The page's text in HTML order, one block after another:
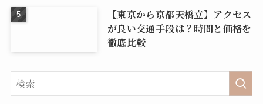
【東京から京都天橋立】アクセス
が良い交通手段は？時間と価格を
徹底比較